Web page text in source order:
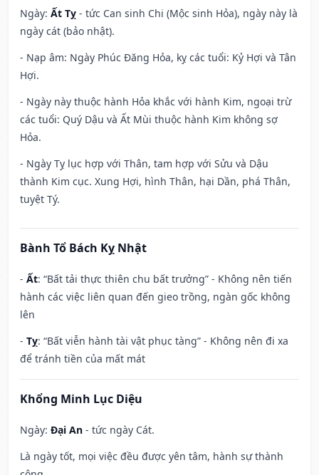
Ngày: Ất Tỵ - tức Can sinh Chi (Mộc sinh Hỏa), ngày này là
ngày cát (bảo nhật).
- Nạp âm: Ngày Phúc Đăng Hỏa, kỵ các tuổi: Kỷ Hợi và Tân
Hợi.
- Ngày này thuộc hành Hỏa khắc với hành Kim, ngoại trừ
các tuổi: Quý Dậu và Ất Mùi thuộc hành Kim không sợ
Hỏa.
- Ngày Tỵ lục hợp với Thân, tam hợp với Sửu và Dậu
thành Kim cục. Xung Hợi, hình Thân, hại Dần, phá Thân,
tuyệt Tý.
Bành Tổ Bách Kỵ Nhật
- Ất: “Bất tải thực thiên chu bất trưởng” - Không nên tiến
hành các việc liên quan đến gieo trồng, ngàn gốc không
lên
- Tỵ: “Bất viễn hành tài vật phục tàng” - Không nên đi xa
để tránh tiền của mất mát
Khổng Minh Lục Diệu
Ngày: Đại An - tức ngày Cát.
Là ngày tốt, mọi việc đều được yên tâm, hành sự thành